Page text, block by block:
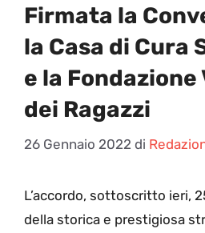
Firmata la
la Casa di Cura
e la
dei Ragazzi
26 Gennaio 2022 di
L’accordo, sottoscritto ieri,
della storica e prestigiosa